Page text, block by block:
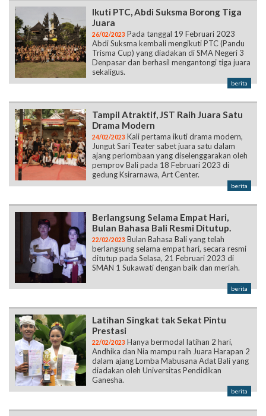
Ikuti PTC, Abdi Suksma Borong Tiga
Juara
26/02/2023 Pada tanggal 19 Februari 2023
Abdi Suksma kembali mengikuti PTC (Pandu
Trisma Cup) yang diadakan di SMA Negeri 3
Denpasar dan berhasil mengantongi tiga juara
sekaligus.
berita
Tampil Atraktif, JST Raih Juara Satu
Drama Modern
24/02/2023 Kali pertama ikuti drama modern,
Jungut Sari Teater sabet juara satu dalam
ajang perlombaan yang diselenggarakan oleh
pemprov Bali pada 18 Februari 2023 di
gedung Ksirarnawa, Art Center.
berita
Berlangsung Selama Empat Hari,
Bulan Bahasa Bali Resmi Ditutup.
22/02/2023 Bulan Bahasa Bali yang telah
berlangsung selama empat hari, secara resmi
ditutup pada Selasa, 21 Februari 2023 di
SMAN 1 Sukawati dengan baik dan meriah.
berita
Latihan Singkat tak Sekat Pintu
Prestasi
22/02/2023 Hanya bermodal latihan 2 hari,
Andhika dan Nia mampu raih Juara Harapan 2
dalam ajang Lomba Mabusana Adat Bali yang
diadakan oleh Universitas Pendidikan
Ganesha.
berita